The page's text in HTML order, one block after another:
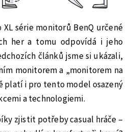
série monitorů BenQ určené
her a tomu odpovídá i jeho
článků jsme si ukázali,
monitorem a „monitorem na
platí i pro tento model osazený
a technologiemi.
zjistit potřeby casual hráče –